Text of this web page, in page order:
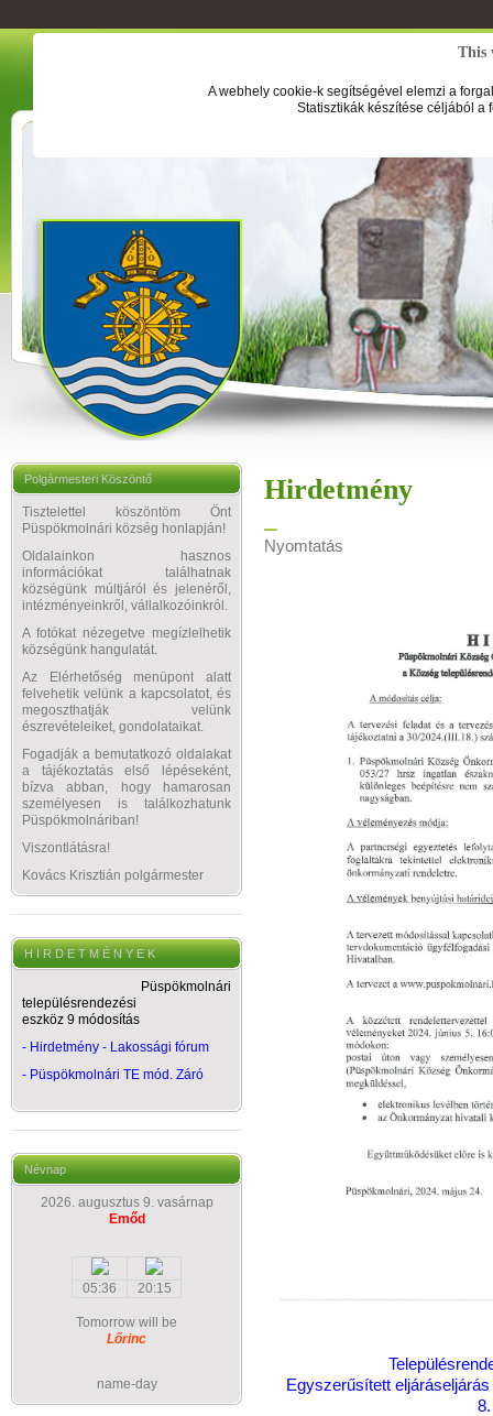
This
A webhely cookie-k segítségével elemzi a
Statisztikák készítése céljából a
Polgármesteri Köszöntő
Tisztelettel köszöntöm Önt
Püspökmolnári község honlapján!
Oldalainkon hasznos
információkat találhatnak
községünk múltjáról és jelenéről,
intézményeinkről, vállalkozóinkról.
A fotókat nézegetve megízlelhetik
községünk hangulatát.
Az Elérhetőség menüpont alatt
felvehetik velünk a kapcsolatot, és
megoszthatják velünk
észrevételeiket, gondolataikat.
Fogadják a bemutatkozó oldalakat
a tájékoztatás első lépéseként,
bízva abban, hogy hamarosan
személyesen is találkozhatunk
Püspökmolnáriban!
Viszontlátásra!
Kovács Krisztián polgármester
H I R D E T M É N Y E K
Püspökmolnári
településrendezési
eszköz 9 módosítás
- Hirdetmény - Lakossági fórum
- Püspökmolnári TE mód. Záró
Névnap
2026. augusztus 9. vasárnap
Emőd
05:36 20:15
Tomorrow will be
Lőrinc
name-day
Hirdetmény
Nyomtatás
Egyszerűsített